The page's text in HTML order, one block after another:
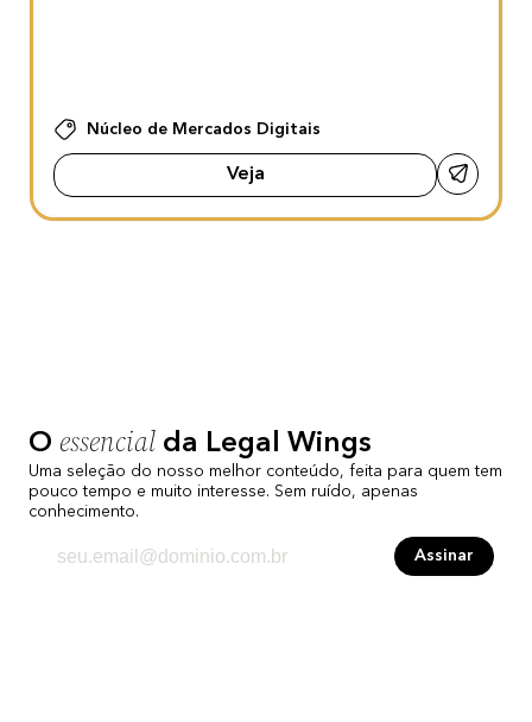
Núcleo de Mercados Digitais
Veja
O essencial da Legal Wings
Uma seleção do nosso melhor conteúdo, feita para quem tem
pouco tempo e muito interesse. Sem ruído, apenas
conhecimento.
Assinar